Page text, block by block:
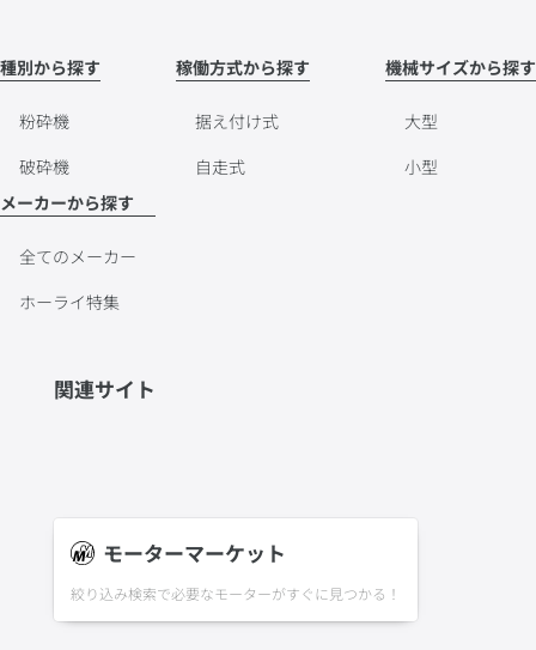
種別から探す
粉砕機
破砕機
稼働方式から探す
据え付け式
自走式
機械サイズから探す
大型
小型
メーカーから探す
全てのメーカー
ホーライ特集
関連サイト
モーターマーケット
絞り込み検索で必要なモーターがすぐに見つかる！